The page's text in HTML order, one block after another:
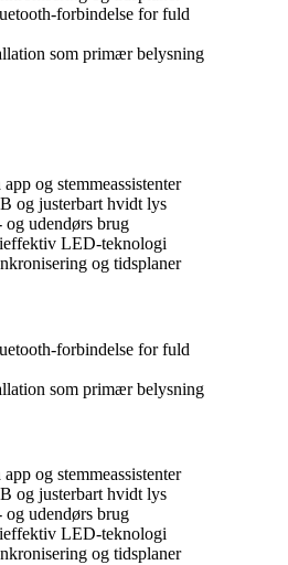
forbindelse for fuld
som primær belysning
og stemmeassistenter
og justerbart hvidt lys
og udendørs brug
LED-teknologi
og tidsplaner
forbindelse for fuld
som primær belysning
og stemmeassistenter
og justerbart hvidt lys
og udendørs brug
LED-teknologi
og tidsplaner